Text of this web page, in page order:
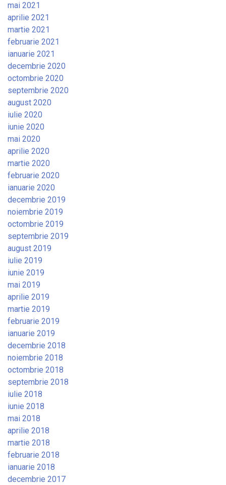
mai 2021
aprilie 2021
martie 2021
februarie 2021
ianuarie 2021
decembrie 2020
octombrie 2020
septembrie 2020
august 2020
iulie 2020
iunie 2020
mai 2020
aprilie 2020
martie 2020
februarie 2020
ianuarie 2020
decembrie 2019
noiembrie 2019
octombrie 2019
septembrie 2019
august 2019
iulie 2019
iunie 2019
mai 2019
aprilie 2019
martie 2019
februarie 2019
ianuarie 2019
decembrie 2018
noiembrie 2018
octombrie 2018
septembrie 2018
iulie 2018
iunie 2018
mai 2018
aprilie 2018
martie 2018
februarie 2018
ianuarie 2018
decembrie 2017